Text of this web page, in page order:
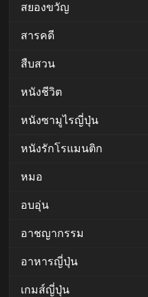
สยองขวัญ
สารคดี
สืบสวน
หนังชีวิต
หนังซามูไรญี่ปุ่น
หนังรักโรแมนติก
หมอ
อบอุ่น
อาชญากรรม
อาหารญี่ปุ่น
เกมส์ญี่ปุ่น